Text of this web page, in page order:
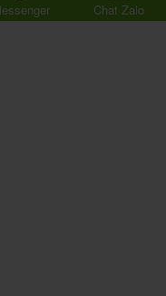
Chat Zalo